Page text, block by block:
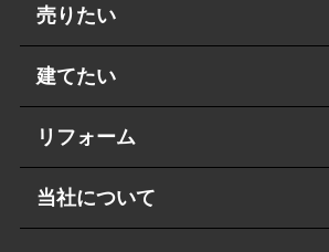
売りたい
建てたい
リフォーム
当社について